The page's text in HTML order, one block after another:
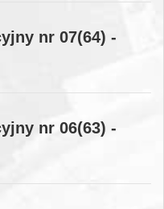
nr 07(64) -
nr 06(63) -